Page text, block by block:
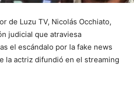
de Luzu TV, Nicolás Occhiato,
judicial que atraviesa
el escándalo por la fake news
la actriz difundió en el streaming